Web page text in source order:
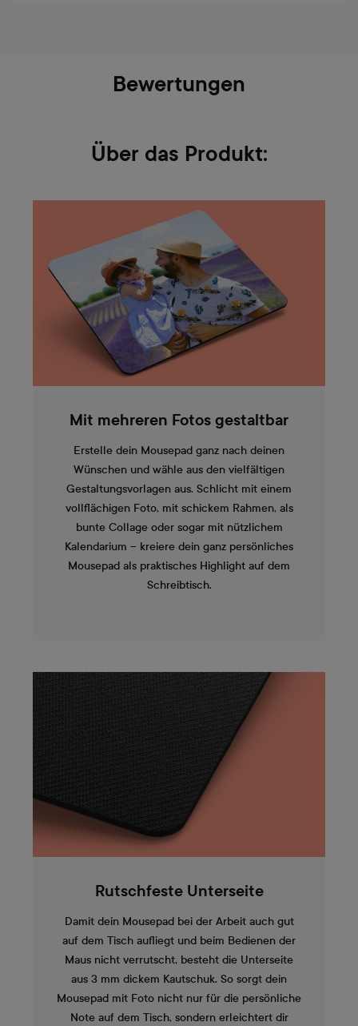
Bewertungen
Über das Produkt:
Mit mehreren Fotos gestaltbar
Erstelle dein Mousepad ganz nach deinen
Wünschen und wähle aus den vielfältigen
Gestaltungsvorlagen aus. Schlicht mit einem
vollflächigen Foto, mit schickem Rahmen, als
bunte Collage oder sogar mit nützlichem
Kalendarium – kreiere dein ganz persönliches
Mousepad als praktisches Highlight auf dem
Schreibtisch.
Rutschfeste Unterseite
Damit dein Mousepad bei der Arbeit auch gut
auf dem Tisch aufliegt und beim Bedienen der
Maus nicht verrutscht, besteht die Unterseite
aus 3 mm dickem Kautschuk. So sorgt dein
Mousepad mit Foto nicht nur für die persönliche
Note auf dem Tisch, sondern erleichtert dir